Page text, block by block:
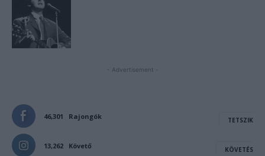
- Advertisement -
46,301 Rajongók TETSZIK
13,262 Követő KÖVETÉS